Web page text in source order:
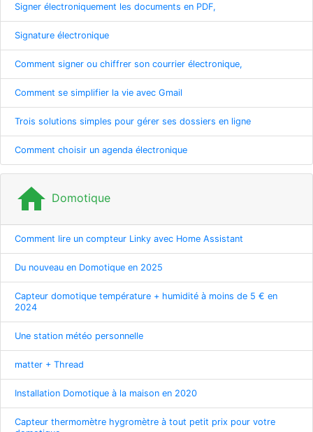
Signer électroniquement les documents en PDF,
Signature électronique
Comment signer ou chiffrer son courrier électronique,
Comment se simplifier la vie avec Gmail
Trois solutions simples pour gérer ses dossiers en ligne
Comment choisir un agenda électronique
home Domotique
Comment lire un compteur Linky avec Home Assistant
Du nouveau en Domotique en 2025
Capteur domotique température + humidité à moins de 5 € en
2024
Une station météo personnelle
matter + Thread
Installation Domotique à la maison en 2020
Capteur thermomètre hygromètre à tout petit prix pour votre